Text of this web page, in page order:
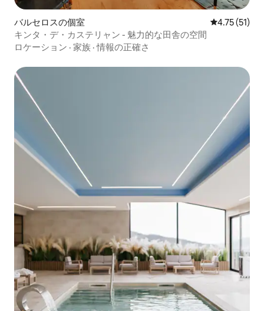
バルセロスの個室 レビュー51
4.75 (51)
キンタ・デ・カステリャン - 魅力的な田舎の空間
ロケーション · 家族 ·情報の正確さ